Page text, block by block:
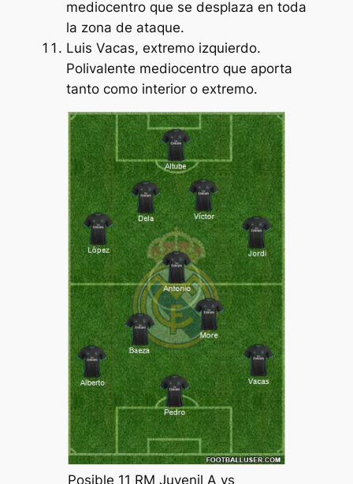
mediocentro que se desplaza en toda
la zona de ataque.
Luis Vacas, extremo izquierdo.
Polivalente mediocentro que aporta
tanto como interior o extremo.
Posible 11 RM Juvenil A vs